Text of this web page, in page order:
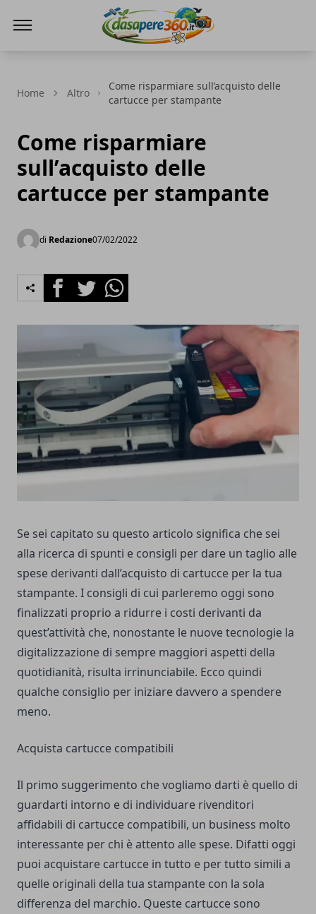
Home Altro
Come risparmiare sull’acquisto delle
cartucce per stampante
Come risparmiare
sull’acquisto delle
cartucce per stampante
di Redazione07/02/2022
FacebookTwitterWhatsapp
Se sei capitato su questo articolo significa che sei
alla ricerca di spunti e consigli per dare un taglio alle
spese derivanti dall’acquisto di cartucce per la tua
stampante. I consigli di cui parleremo oggi sono
finalizzati proprio a ridurre i costi derivanti da
quest’attività che, nonostante le nuove tecnologie la
digitalizzazione di sempre maggiori aspetti della
quotidianità, risulta irrinunciabile. Ecco quindi
qualche consiglio per iniziare davvero a spendere
meno.
Acquista cartucce compatibili
Il primo suggerimento che vogliamo darti è quello di
guardarti intorno e di individuare rivenditori
affidabili di cartucce compatibili, un business molto
interessante per chi è attento alle spese. Difatti oggi
puoi acquistare cartucce in tutto e per tutto simili a
quelle originali della tua stampante con la sola
differenza del marchio. Queste cartucce sono